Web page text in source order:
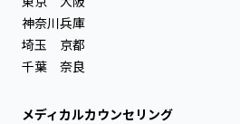
神奈川
埼玉
千葉
兵庫
京都
奈良
メディカルカウンセリング